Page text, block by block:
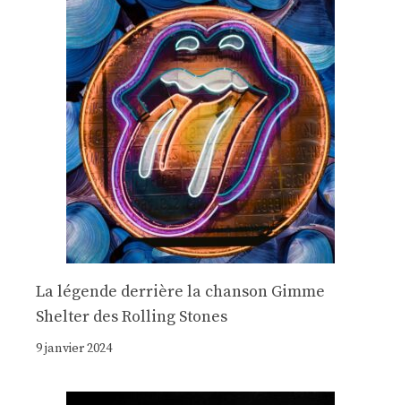
La légende derrière la chanson Gimme
Shelter des Rolling Stones
9 janvier 2024